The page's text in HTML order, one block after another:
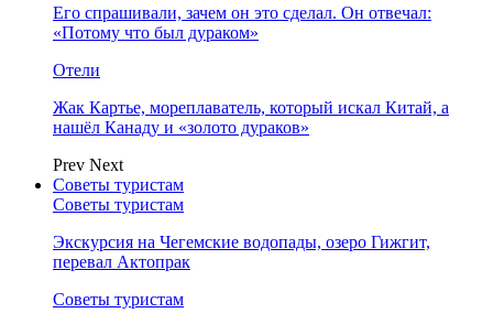
Его спрашивали, зачем он это сделал. Он отвечал:
«Потому что был дураком»
Отели
Жак Картье, мореплаватель, который искал Китай, а
нашёл Канаду и «золото дураков»
Prev Next
Советы туристам
Советы туристам
Экскурсия на Чегемские водопады, озеро Гижгит,
перевал Актопрак
Советы туристам